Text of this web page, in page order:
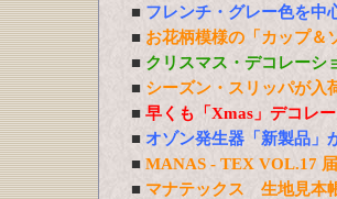
■ フレンチ・グレー色を中
■ お花柄模様の「カップ＆
■ クリスマス・デコレー
■ シーズン・スリッパが入
■ 早くも「Xmas」デコレ
■ オゾン発生器「新製品」
■ MANAS - TEX VOL.17
■ マナテックス 生地見本